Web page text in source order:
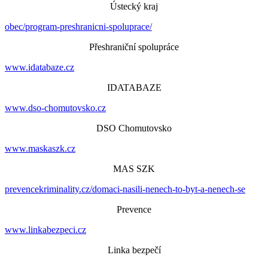
Ústecký kraj
obec/program-preshranicni-spoluprace/
Přeshraniční spolupráce
www.idatabaze.cz
IDATABAZE
www.dso-chomutovsko.cz
DSO Chomutovsko
www.maskaszk.cz
MAS SZK
prevencekriminality.cz/domaci-nasili-nenech-to-byt-a-nenech-se
Prevence
www.linkabezpeci.cz
Linka bezpečí